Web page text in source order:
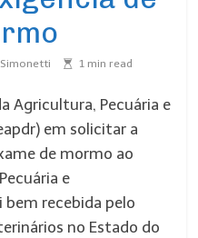
1 min read
Agricultura, Pecuária e
em solicitar a
de mormo ao
e
recebida pelo
no Estado do